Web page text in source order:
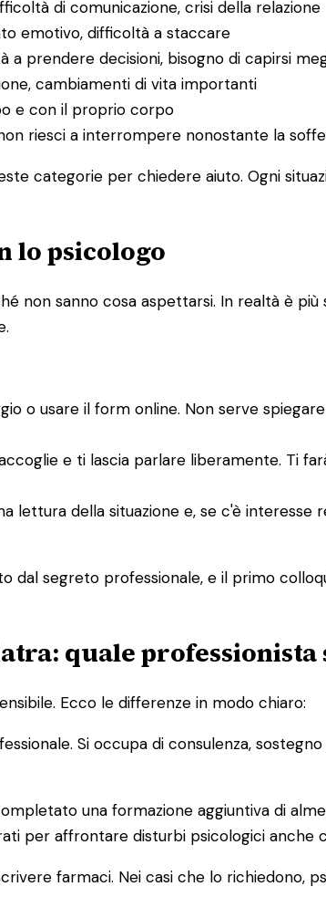
di comunicazione, crisi della relazione
emotivo, difficoltà a staccare
a prendere decisioni, bisogno di capirsi
cambiamenti di vita importanti
e con il proprio corpo
riesci a interrompere nonostante la
categorie per chiedere aiuto. Ogni
lo psicologo
non sanno cosa aspettarsi. In realtà è
o usare il form online. Non serve
e ti lascia parlare liberamente. Ti
lettura della situazione e, se c'è
segreto professionale, e il primo
quale professionista
Ecco le differenze in modo chiaro:
Si occupa di consulenza,
una formazione aggiuntiva di
per affrontare disturbi psicologici anche
farmaci. Nei casi che lo richiedono,